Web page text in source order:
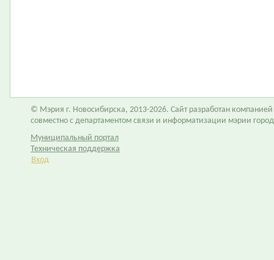
© Мэрия г. Новосибирска, 2013-2026. Сайт разработан компанией
совместно с департаментом связи и информатизации мэрии
Муниципальный портал
Техническая поддержка
Вход